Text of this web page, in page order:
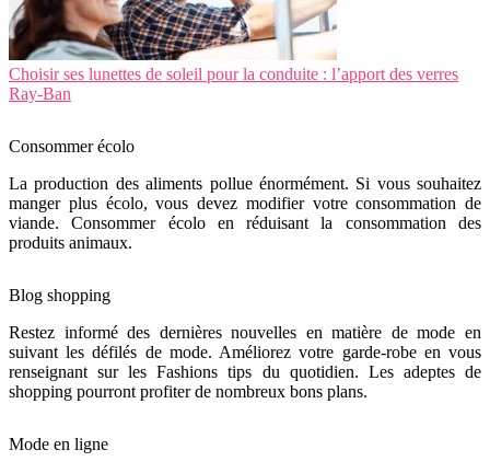
Choisir ses lunettes de soleil pour la conduite : l’apport des verres
Ray-Ban
Consommer écolo
La production des aliments pollue énormément. Si vous souhaitez
manger plus écolo, vous devez modifier votre consommation de
viande. Consommer écolo en réduisant la consommation des
produits animaux.
Blog shopping
Restez informé des dernières nouvelles en matière de mode en
suivant les défilés de mode. Améliorez votre garde-robe en vous
renseignant sur les Fashions tips du quotidien. Les adeptes de
shopping pourront profiter de nombreux bons plans.
Mode en ligne